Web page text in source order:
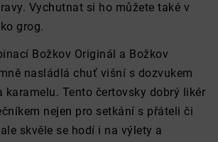
Vychutnat si ho můžete také v
grog.
Božkov Originál a Božkov
nasládlá chuť višní s dozvukem
karamelu. Tento čertovsky dobrý likér
nejen pro setkání s přáteli či
skvěle se hodí i na výlety a